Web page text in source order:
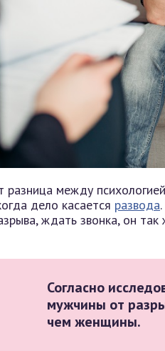
разница между
дело касается развода
ждать звонка, он
Согласно
мужчины от
чем женщины.